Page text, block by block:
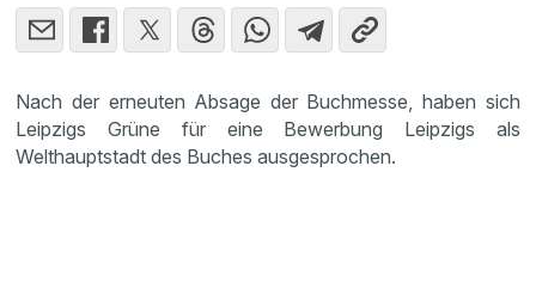
Nach der erneuten Absage der Buchmesse, haben sich
Leipzigs Grüne für eine Bewerbung Leipzigs als
Welthauptstadt des Buches ausgesprochen.